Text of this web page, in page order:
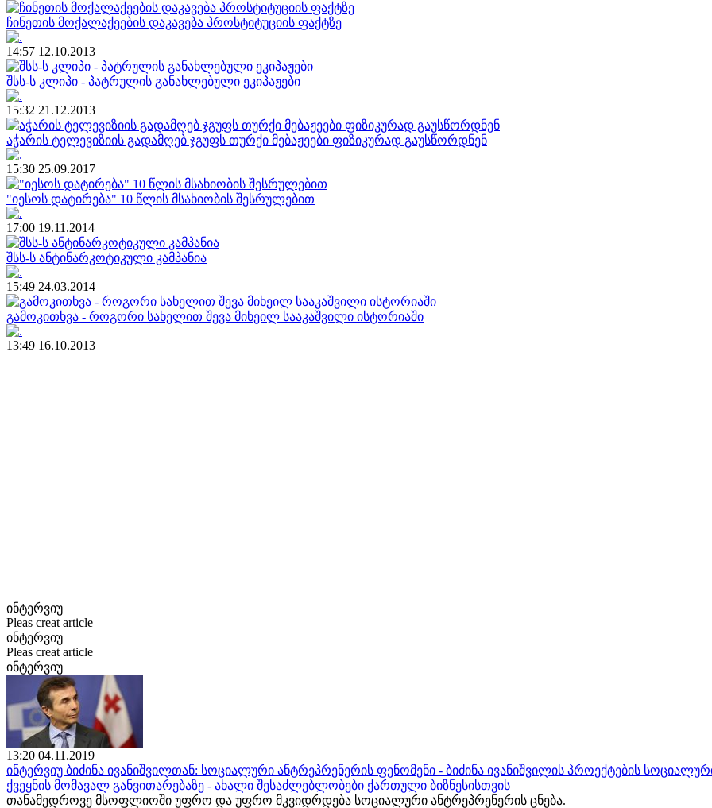
ჩინეთის მოქალაქეების დაკავება პროსტიტუციის ფაქტზე
14:57 12.10.2013
შსს-ს კლიპი - პატრულის განახლებული ეკიპაჟები
15:32 21.12.2013
აჭარის ტელევიზიის გადამღებ ჯგუფს თურქი მებაჟეები ფიზიკურად გაუსწორდნენ
15:30 25.09.2017
"იესოს დატირება" 10 წლის მსახიობის შესრულებით
17:00 19.11.2014
შსს-ს ანტინარკოტიკული კამპანია
15:49 24.03.2014
გამოკითხვა - როგორი სახელით შევა მიხეილ სააკაშვილი ისტორიაში
13:49 16.10.2013
ინტერვიუ
Pleas creat article
ინტერვიუ
Pleas creat article
ინტერვიუ
13:20 04.11.2019
ინტერვიუ ბიძინა ივანიშვილთან: სოციალური ანტრეპრენერის ფენომენი - ბიძინა ივანიშვილის პროექტების
ქვეყნის მომავალ განვითარებაზე - ახალი შესაძლებლობები ქართული ბიზნესისთვის
თანამედროვე მსოფლიოში უფრო და უფრო მკვიდრდება სოციალური ანტრეპრენერის ცნება.